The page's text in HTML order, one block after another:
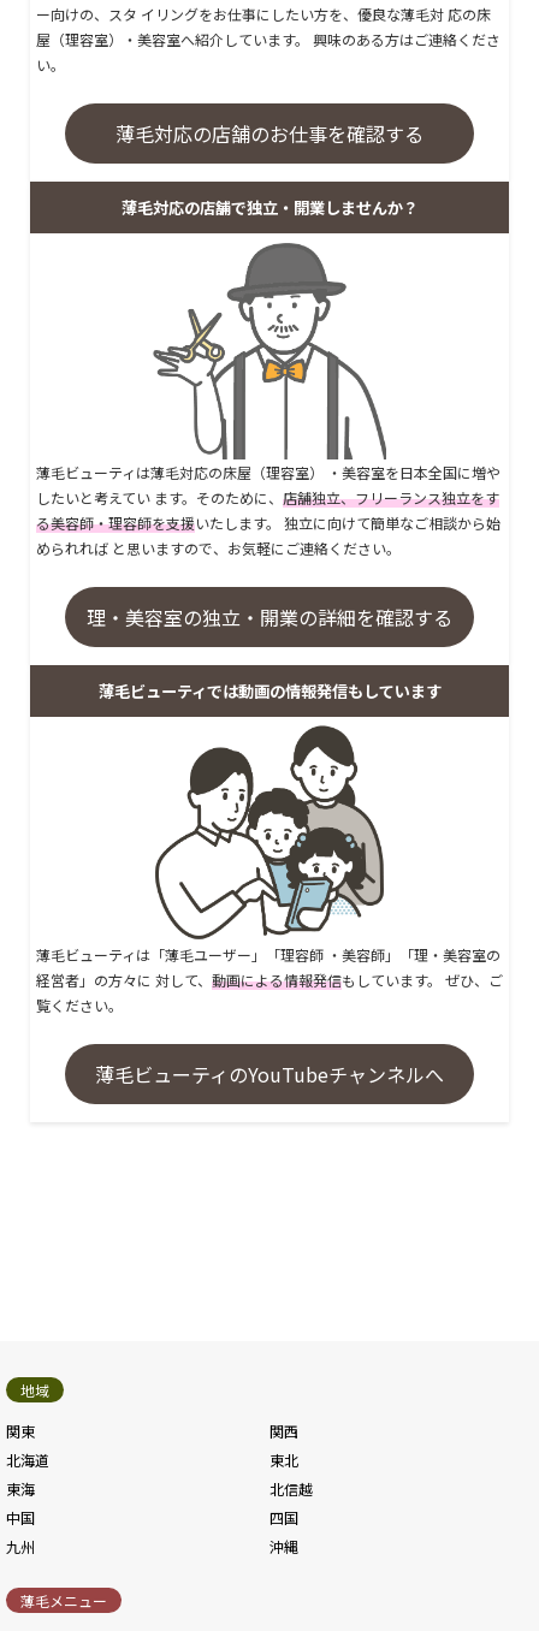
ー向けの、スタ イリングをお仕事にしたい方を、優良な薄毛対 応の床
屋（理容室）・美容室へ紹介しています。 興味のある方はご連絡くださ
い。
薄毛対応の店舗のお仕事を確認する
薄毛対応の店舗で独立・開業しませんか？
薄毛ビューティは薄毛対応の床屋（理容室） ・美容室を日本全国に増や
したいと考えてい ます。そのために、 店舗独立、フリーランス独立をす
る美容師・理容師を支援いたします。 独立に向けて簡単なご相談から始
められれば と思いますので、お気軽にご連絡ください。
理・美容室の独立・開業の詳細を確認する
薄毛ビューティでは動画の情報発信もしています
薄毛ビューティは「薄毛ユーザー」「理容師 ・美容師」「理・美容室の
経営者」の方々に 対して、 動画による情報発信もしています。 ぜひ、ご
覧ください。
薄毛ビューティのYouTubeチャンネルへ
地域
関東
関西
北海道
東北
東海
北信越
中国
四国
九州
沖縄
薄毛メニュー